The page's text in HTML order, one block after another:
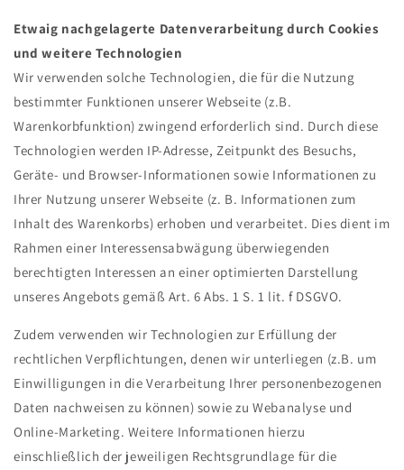
Etwaig nachgelagerte Datenverarbeitung durch Cookies
und weitere Technologien
Wir verwenden solche Technologien, die für die Nutzung
bestimmter Funktionen unserer Webseite (z.B.
Warenkorbfunktion) zwingend erforderlich sind. Durch diese
Technologien werden IP-Adresse, Zeitpunkt des Besuchs,
Geräte- und Browser-Informationen sowie Informationen zu
Ihrer Nutzung unserer Webseite (z. B. Informationen zum
Inhalt des Warenkorbs) erhoben und verarbeitet. Dies dient im
Rahmen einer Interessensabwägung überwiegenden
berechtigten Interessen an einer optimierten Darstellung
unseres Angebots gemäß Art. 6 Abs. 1 S. 1 lit. f DSGVO.
Zudem verwenden wir Technologien zur Erfüllung der
rechtlichen Verpflichtungen, denen wir unterliegen (z.B. um
Einwilligungen in die Verarbeitung Ihrer personenbezogenen
Daten nachweisen zu können) sowie zu Webanalyse und
Online-Marketing. Weitere Informationen hierzu
einschließlich der jeweiligen Rechtsgrundlage für die